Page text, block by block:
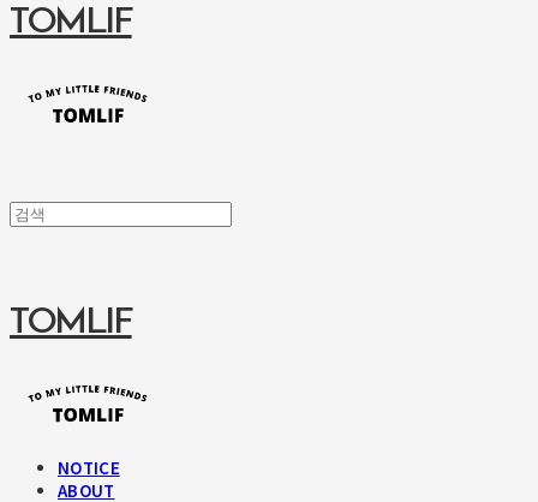
TOMLIF
TOMLIF
NOTICE
ABOUT